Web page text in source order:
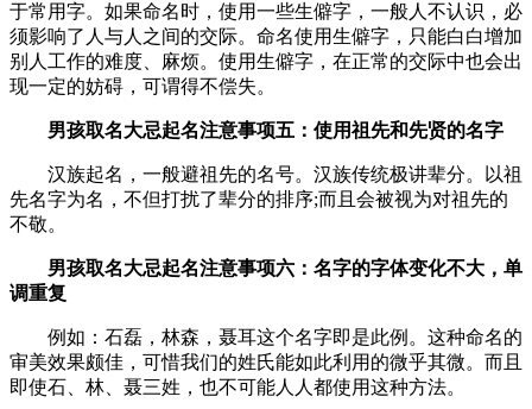
于常用字。如果命名时，使用一些生僻字，一般人不认识，必
须影响了人与人之间的交际。命名使用生僻字，只能白白增加
别人工作的难度、麻烦。使用生僻字，在正常的交际中也会出
现一定的妨碍，可谓得不偿失。
男孩取名大忌起名注意事项五：使用祖先和先贤的名字
汉族起名，一般避祖先的名号。汉族传统极讲辈分。以祖
先名字为名，不但打扰了辈分的排序;而且会被视为对祖先的
不敬。
男孩取名大忌起名注意事项六：名字的字体变化不大，单
调重复
例如：石磊，林森，聂耳这个名字即是此例。这种命名的
审美效果颇佳，可惜我们的姓氏能如此利用的微乎其微。而且
即使石、林、聂三姓，也不可能人人都使用这种方法。